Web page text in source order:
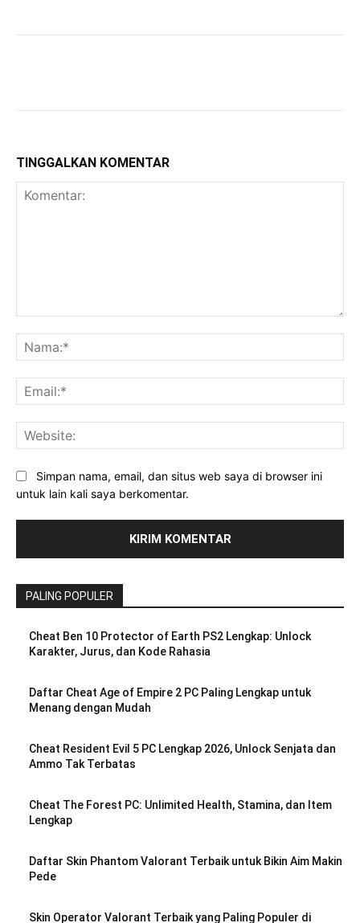
TINGGALKAN KOMENTAR
Simpan nama, email, dan situs web saya di browser ini
untuk lain kali saya berkomentar.
PALING POPULER
Cheat Ben 10 Protector of Earth PS2 Lengkap: Unlock
Karakter, Jurus, dan Kode Rahasia
Daftar Cheat Age of Empire 2 PC Paling Lengkap untuk
Menang dengan Mudah
Cheat Resident Evil 5 PC Lengkap 2026, Unlock Senjata dan
Ammo Tak Terbatas
Cheat The Forest PC: Unlimited Health, Stamina, dan Item
Lengkap
Daftar Skin Phantom Valorant Terbaik untuk Bikin Aim Makin
Pede
Skin Operator Valorant Terbaik yang Paling Populer di